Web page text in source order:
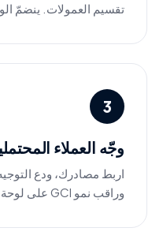
تقسيم العمولات. ينضمّ
3
وجّه العملاء
اربط مصادرك، ودع
وراقب نمو GCI على لوحة تحكّمك.